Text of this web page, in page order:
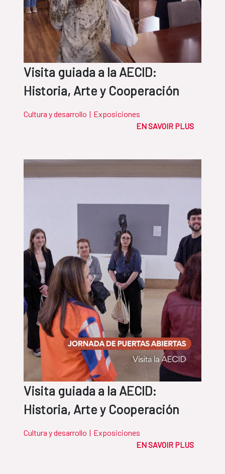
Visita guiada a la AECID:
Historia, Arte y Cooperación
Cultura y desarrollo | Exposiciones
EN SAVOIR PLUS
Visita guiada a la AECID:
Historia, Arte y Cooperación
Cultura y desarrollo | Exposiciones
EN SAVOIR PLUS